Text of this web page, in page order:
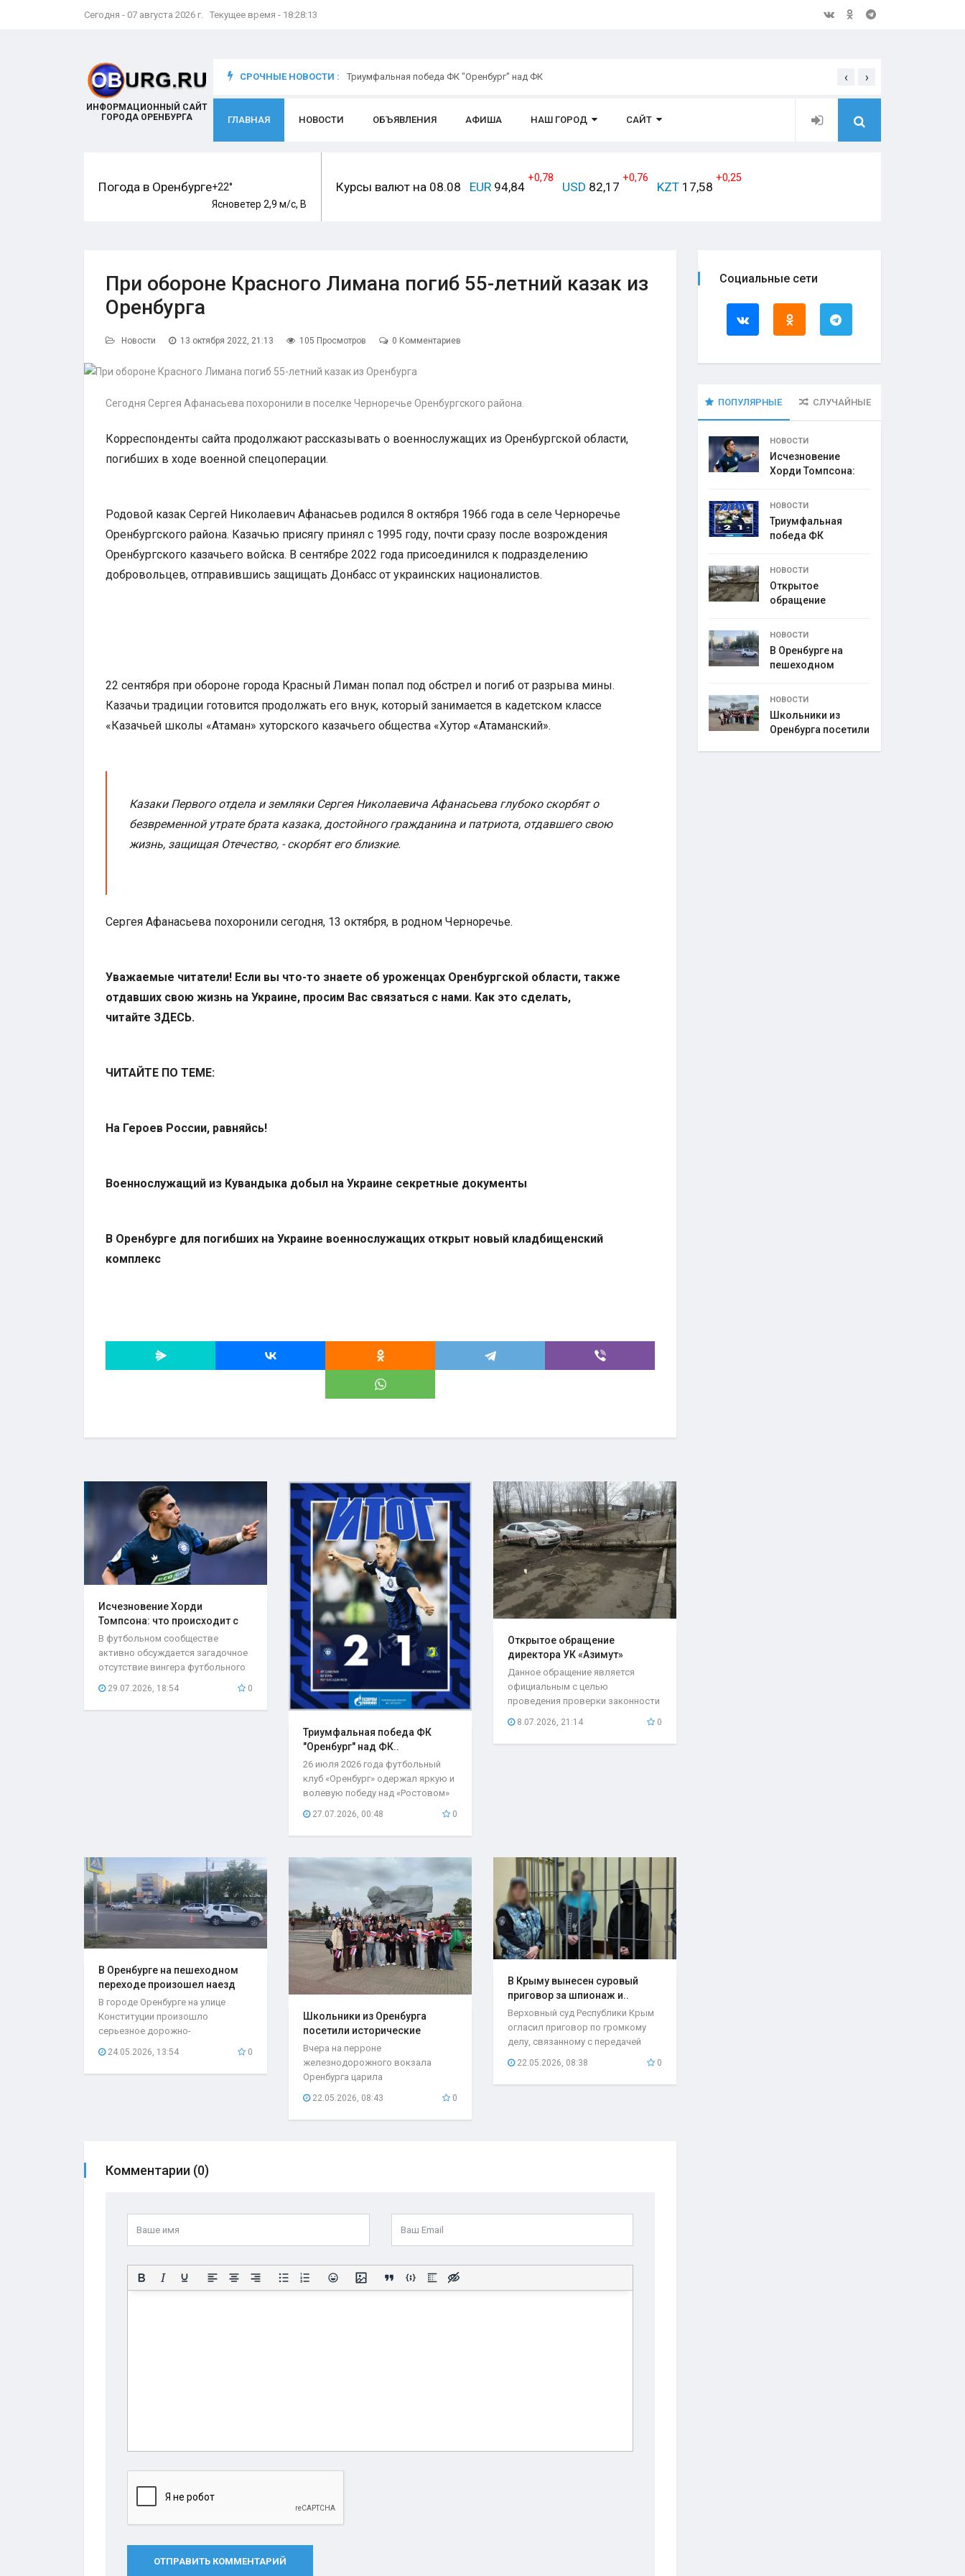
Сегодня - 07 августа 2026 г. Текущее время - 18:28:14
ИНФОРМАЦИОННЫЙ САЙТ
ГОРОДА ОРЕНБУРГА
СРОЧНЫЕ НОВОСТИ :
происходит с игроком Триумфальная победа ФК "Оренбург" над ФК Открытое обращение
‹ ›
ГЛАВНАЯ НОВОСТИ ОБЪЯВЛЕНИЯ АФИША НАШ ГОРОД САЙТ
Погода в Оренбурге+22°
Ясноветер 2,9 м/с, В
Курсы валют на 08.08 EUR 94,84
+0,78
USD 82,17
+0,76
KZT 17,58
+0,25
При обороне Красного Лимана погиб 55-летний казак из
Оренбурга
Новости 13 октября 2022, 21:13 105 Просмотров 0 Комментариев
Сегодня Сергея Афанасьева похоронили в поселке Черноречье Оренбургского района.
Корреспонденты сайта продолжают рассказывать о военнослужащих из Оренбургской области,
погибших в ходе военной спецоперации.
Родовой казак Сергей Николаевич Афанасьев родился 8 октября 1966 года в селе Черноречье
Оренбургского района. Казачью присягу принял с 1995 году, почти сразу после возрождения
Оренбургского казачьего войска. В сентябре 2022 года присоединился к подразделению
добровольцев, отправившись защищать Донбасс от украинских националистов.
22 сентября при обороне города Красный Лиман попал под обстрел и погиб от разрыва мины.
Казачьи традиции готовится продолжать его внук, который занимается в кадетском классе
«Казачьей школы «Атаман» хуторского казачьего общества «Хутор «Атаманский».
Казаки Первого отдела и земляки Сергея Николаевича Афанасьева глубоко скорбят о
безвременной утрате брата казака, достойного гражданина и патриота, отдавшего свою
жизнь, защищая Отечество, - скорбят его близкие.
Сергея Афанасьева похоронили сегодня, 13 октября, в родном Черноречье.
Уважаемые читатели! Если вы что-то знаете об уроженцах Оренбургской области, также
отдавших свою жизнь на Украине, просим Вас связаться с нами. Как это сделать,
читайте ЗДЕСЬ.
ЧИТАЙТЕ ПО ТЕМЕ:
На Героев России, равняйсь!
Военнослужащий из Кувандыка добыл на Украине секретные документы
В Оренбурге для погибших на Украине военнослужащих открыт новый кладбищенский
комплекс
Исчезновение Хорди
Томпсона: что происходит с
игроком..
В футбольном сообществе
активно обсуждается загадочное
отсутствие вингера футбольного
29.07.2026, 18:54 0
Триумфальная победа ФК
"Оренбург" над ФК..
26 июля 2026 года футбольный
клуб «Оренбург» одержал яркую и
волевую победу над «Ростовом»
со счётом 2:1...
27.07.2026, 00:48 0
Открытое обращение
директора УК «Азимут»
Елены..
Данное обращение является
официальным с целью
проведения проверки законности
возложения ответственности...
8.07.2026, 21:14 0
В Оренбурге на пешеходном
переходе произошел наезд
на..
В городе Оренбурге на улице
Конституции произошло
серьезное дорожно-
транспортное происшествие,
24.05.2026, 13:54 0
Школьники из Оренбурга
посетили исторические
места..
Вчера на перроне
железнодорожного вокзала
Оренбурга царила
необыкновенная атмосфера. С
прибывшего поезда...
22.05.2026, 08:43 0
В Крыму вынесен суровый
приговор за шпионаж и..
Верховный суд Республики Крым
огласил приговор по громкому
делу, связанному с передачей
22.05.2026, 08:38 0
Комментарии (0)
ОТПРАВИТЬ КОММЕНТАРИЙ
Социальные сети
ПОПУЛЯРНЫЕ СЛУЧАЙНЫЕ
НОВОСТИ
Исчезновение
Хорди Томпсона:
НОВОСТИ
Триумфальная
победа ФК
НОВОСТИ
Открытое
обращение
НОВОСТИ
В Оренбурге на
пешеходном
НОВОСТИ
Школьники из
Оренбурга посетили